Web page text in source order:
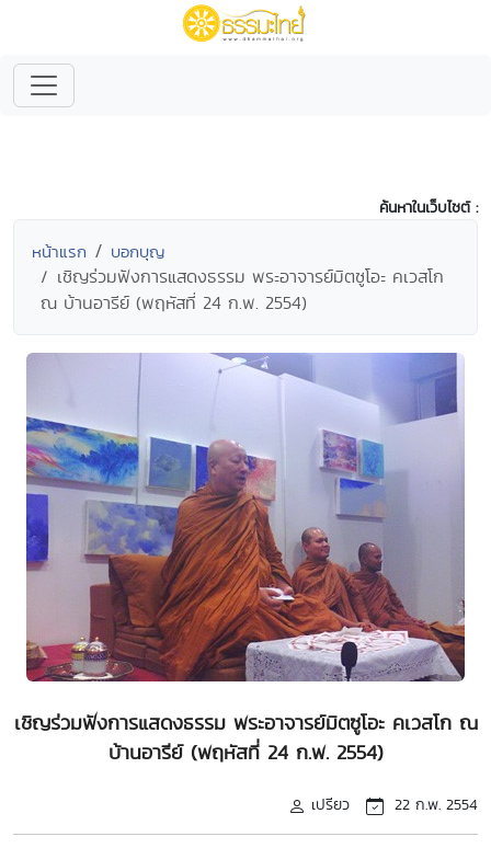
ค้นหาในเว็บไซต์ :
หน้าแรก บอกบุญ
เชิญร่วมฟังการแสดงธรรม พระอาจารย์มิตซูโอะ คเวสโก
ณ บ้านอารีย์ (พฤหัสที่ 24 ก.พ. 2554)
เชิญร่วมฟังการแสดงธรรม พระอาจารย์มิตซูโอะ คเวสโก ณ
บ้านอารีย์ (พฤหัสที่ 24 ก.พ. 2554)
เปรียว 22 ก.พ. 2554